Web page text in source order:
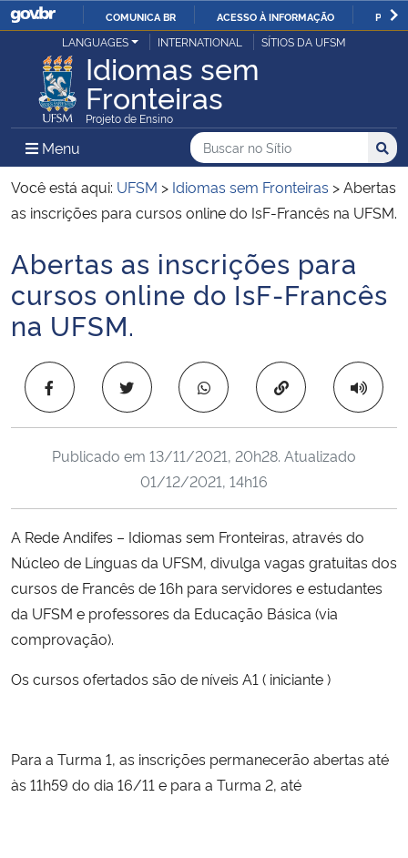
IR
PARA
O
COMUNICA BR ACESSO À INFORMAÇÃO
Ministério da Justiça e Segurança Pública
Ministério da Defesa
Ministério das Relações Exteriores
Ministério da Infraestrutura
Ministério da Agricultura, Pecuária e Abastecimento
Ministério da Educação
Ministério da Ciência, Tecnologia, Inovações e Comunicações
Ministério do Meio Ambiente
Controladoria-Geral da União
LANGUAGES INTERNATIONAL SÍTIOS DA UFSM
Idiomas sem
Fronteiras
Projeto de Ensino
Menu Menu Principal do Sítio
Busca
Buscar no no Sítio
Busca:
Você está aqui: UFSM > Idiomas sem Fronteiras >Abertas
as inscrições para cursos online do IsF-Francês na UFSM.
Início do conteúdo
Abertas as inscrições para
cursos online do IsF-Francês
na UFSM.
Copiar para área
Publicado em 13/11/2021, 20h28. Atualizado
01/12/2021, 14h16
A Rede Andifes – Idiomas sem Fronteiras, através do
Núcleo de Línguas da UFSM, divulga vagas gratuitas dos
cursos de Francês de 16h para servidores e estudantes
da UFSM e professores da Educação Básica (via
comprovação).
Os cursos ofertados são de níveis A1 ( iniciante )
Para a Turma 1, as inscrições permanecerão abertas até
às 11h59 do dia 16/11 e para a Turma 2, até